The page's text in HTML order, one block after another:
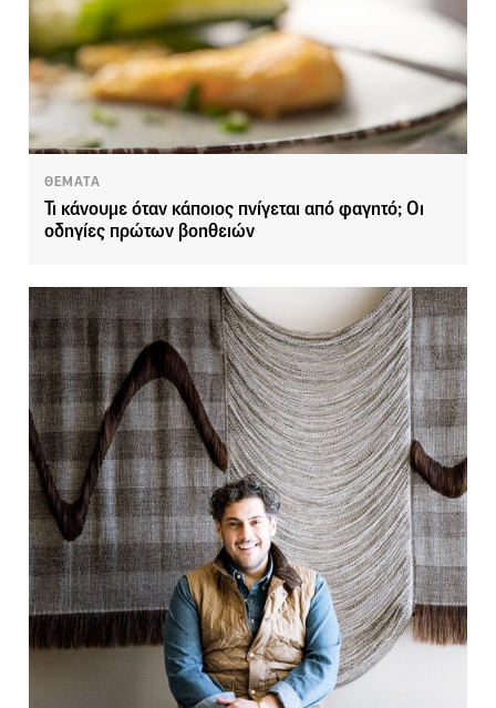
ΘΕΜΑΤΑ
Τι κάνουμε όταν κάποιος πνίγεται από φαγητό; Οι
οδηγίες πρώτων βοηθειών